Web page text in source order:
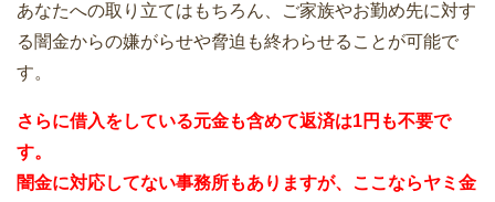
あなたへの取り立てはもちろん、ご家族やお勤め先に対す
る闇金からの嫌がらせや脅迫も終わらせることが可能で
す。
さらに借入をしている元金も含めて返済は1円も不要で
す。
闇金に対応してない事務所もありますが、ここならヤミ金